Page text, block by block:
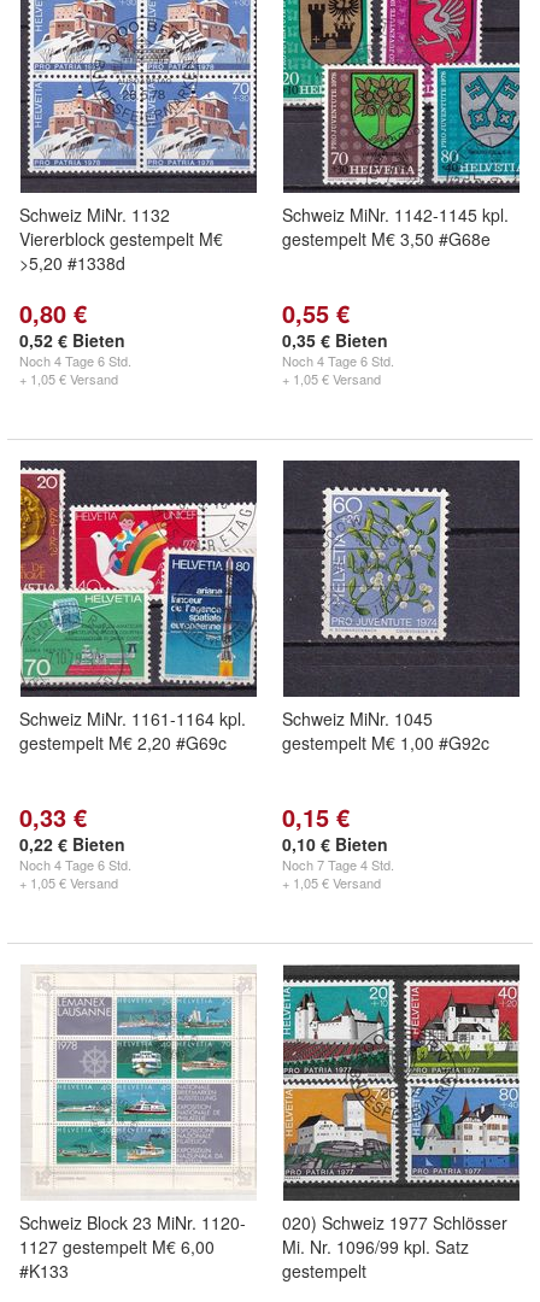
Schweiz MiNr. 1132
Viererblock gestempelt M€
>5,20 #1338d
0,80 €
0,52 € Bieten
Noch4 Tage 6 Std.
+ 1,05 € Versand
Schweiz MiNr. 1142-1145 kpl.
gestempelt M€ 3,50 #G68e
0,55 €
0,35 € Bieten
Noch4 Tage 6 Std.
+ 1,05 € Versand
Schweiz MiNr. 1161-1164 kpl.
gestempelt M€ 2,20 #G69c
0,33 €
0,22 € Bieten
Noch4 Tage 6 Std.
+ 1,05 € Versand
Schweiz MiNr. 1045
gestempelt M€ 1,00 #G92c
0,15 €
0,10 € Bieten
Noch7 Tage 4 Std.
+ 1,05 € Versand
Schweiz Block 23 MiNr. 1120-
1127 gestempelt M€ 6,00
#K133
020) Schweiz 1977 Schlösser
Mi. Nr. 1096/99 kpl. Satz
gestempelt